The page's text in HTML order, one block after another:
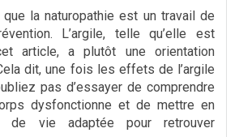
la naturopathie est un travail de
L’argile, telle qu’elle est
article, a plutôt une orientation
dit, une fois les effets de l’argile
pas d’essayer de comprendre
dysfonctionne et de mettre en
de vie adaptée pour retrouver